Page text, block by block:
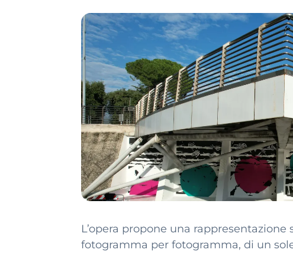
L’opera propone una
fotogramma per fotogramma, di un